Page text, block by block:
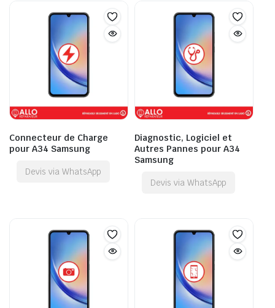
Connecteur de Charge
pour A34 Samsung
Devis via WhatsApp
Diagnostic, Logiciel et
Autres Pannes pour A34
Samsung
Devis via WhatsApp